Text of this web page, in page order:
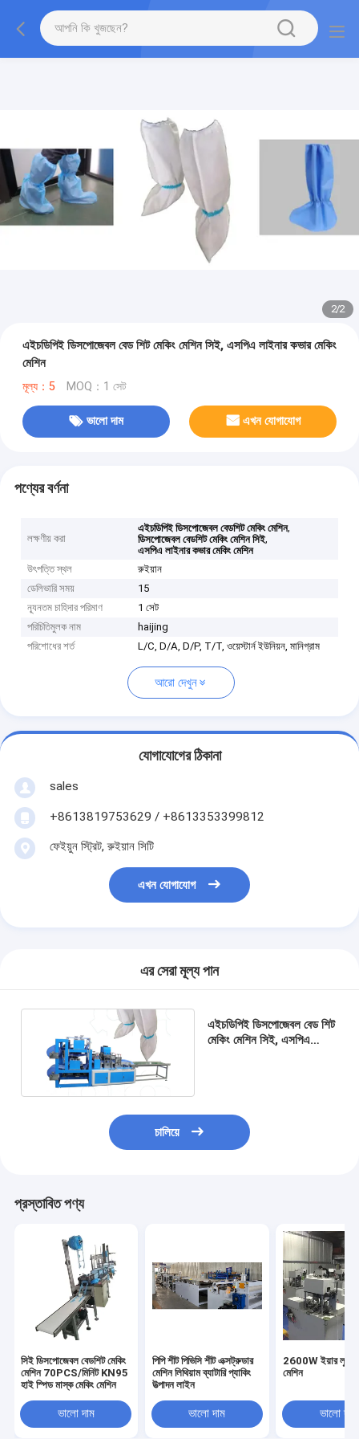
2/2
এইচডিপিই ডিসপোজেবল বেড শিট মেকিং মেশিন সিই, এসপিএ লাইনার কভার মেকিং
মেশিন
মূল্য：5 MOQ：1 সেট
ভালো দাম এখন যোগাযোগ
পণ্যের বর্ণনা
লক্ষণীয় করা
এইচডিপিই ডিসপোজেবল বেডশিট মেকিং মেশিন,
ডিসপোজেবল বেডশিট মেকিং মেশিন সিই,
এসপিএ লাইনার কভার মেকিং মেশিন
উৎপত্তি স্থল
রুইয়ান
ডেলিভারি সময়
15
ন্যূনতম চাহিদার পরিমাণ
1 সেট
পরিচিতিমুলক নাম
haijing
পরিশোধের শর্ত
L/C, D/A, D/P, T/T, ওয়েস্টার্ন ইউনিয়ন, মানিগ্রাম
আরো দেখুন
যোগাযোগের ঠিকানা
sales
+8613819753629 / +8613353399812
ফেইয়ুন স্ট্রিট, রুইয়ান সিটি
এখন যোগাযোগ
এর সেরা মূল্য পান
এইচডিপিই ডিসপোজেবল বেড শিট
মেকিং মেশিন সিই, এসপিএ
চালিয়ে
প্রস্তাবিত পণ্য
সিই ডিসপোজেবল বেডশিট মেকিং
মেশিন 70PCS/মিনিট KN95
হাই স্পিড মাস্ক মেকিং মেশিন
ভালো দাম
পিপি শীট পিভিসি শীট এক্সট্রুডার
মেশিন লিথিয়াম ব্যাটারি প্যাকিং
উত্পাদন লাইন
ভালো দাম
2600W ইয়ার লুপ
মেশিন
ভালো দাম